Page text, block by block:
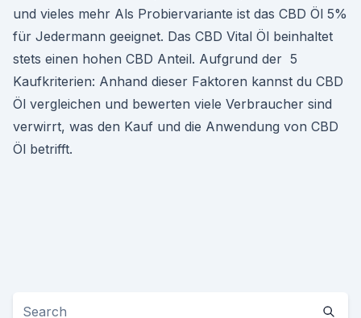
und vieles mehr Als Probiervariante ist das CBD Öl 5%
für Jedermann geeignet. Das CBD Vital Öl beinhaltet
stets einen hohen CBD Anteil. Aufgrund der 5
Kaufkriterien: Anhand dieser Faktoren kannst du CBD
Öl vergleichen und bewerten viele Verbraucher sind
verwirrt, was den Kauf und die Anwendung von CBD
Öl betrifft.